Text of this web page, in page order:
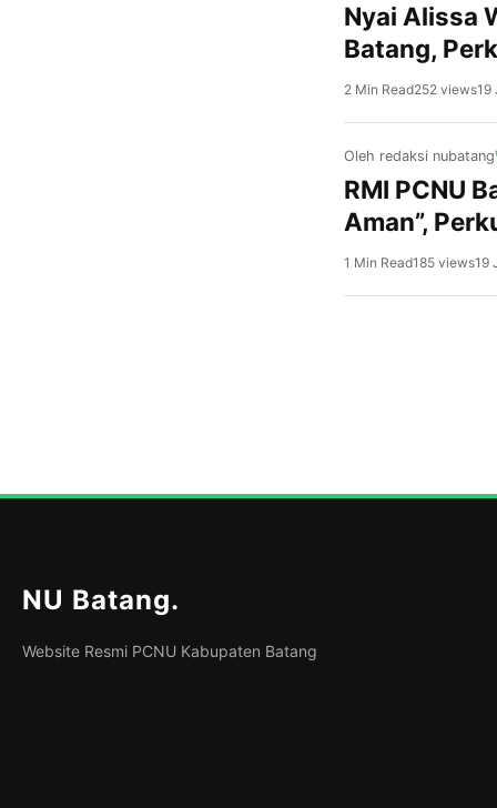
Nyai Alissa
Batang,
2 Min Read252 views19
Oleh redaksi nubatang
RMI PCNU
Aman”,
1 Min Read185 views19
NU Batang.
Website Resmi PCNU Kabupaten Batang